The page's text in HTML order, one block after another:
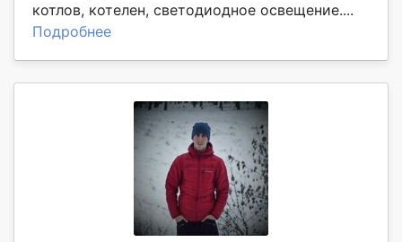
котлов, котелен, светодиодное освещение....
Подробнее